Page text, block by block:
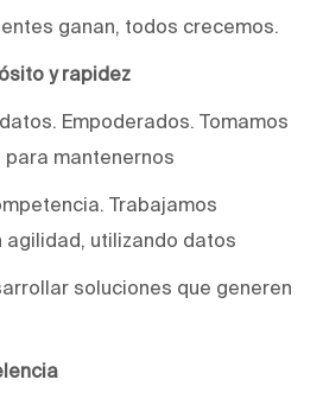
ganan, todos crecemos.
y rapidez
Empoderados. Tomamos
mantenernos
Trabajamos
utilizando datos
soluciones que generen